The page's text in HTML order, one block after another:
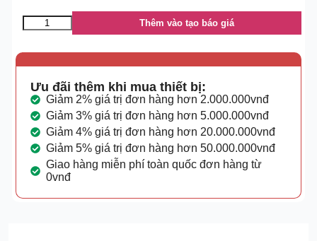
Thêm vào tạo báo giá
Ưu đãi thêm khi mua thiết bị:
Giảm 2% giá trị đơn hàng hơn 2.000.000vnđ
Giảm 3% giá trị đơn hàng hơn 5.000.000vnđ
Giảm 4% giá trị đơn hàng hơn 20.000.000vnđ
Giảm 5% giá trị đơn hàng hơn 50.000.000vnđ
Giao hàng miễn phí toàn quốc đơn hàng từ
0vnđ